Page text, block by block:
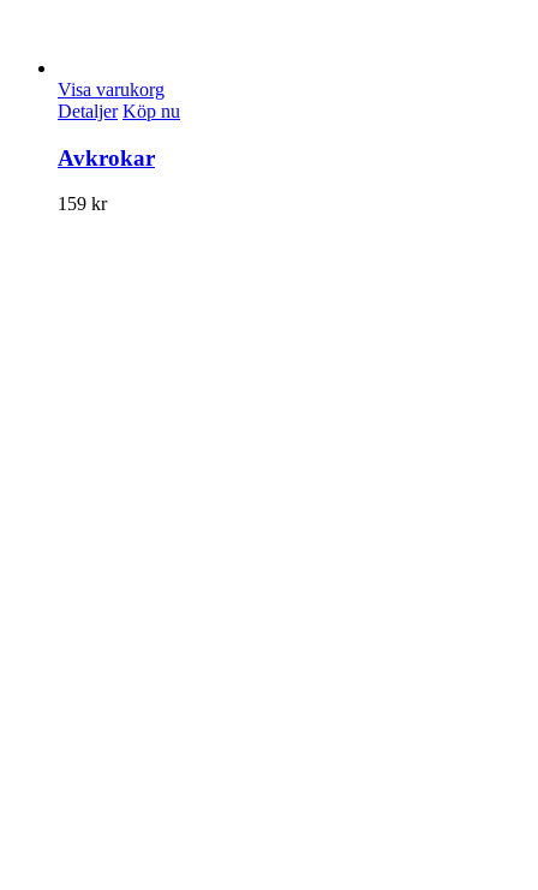
Visa varukorg
Detaljer Köp nu
Avkrokar
159 kr